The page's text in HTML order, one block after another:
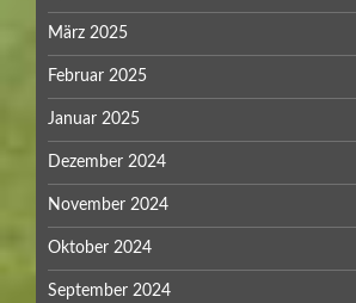
März 2025
Februar 2025
Januar 2025
Dezember 2024
November 2024
Oktober 2024
September 2024